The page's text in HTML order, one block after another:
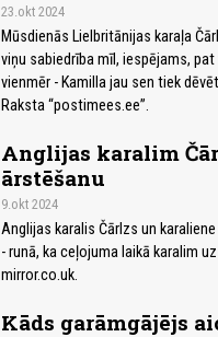
23.okt 2024
Mūsdienās Lielbritānijas karaļa
viņu sabiedrība mīl, iespējams,
vienmēr - Kamilla jau sen tiek
Raksta “postimees.ee”.
Anglijas karalim
ārstēšanu
9.okt 2024
Anglijas karalis Čārlzs un
- runā, ka ceļojuma laikā karalim
mirror.co.uk.
Kāds garāmgājējs